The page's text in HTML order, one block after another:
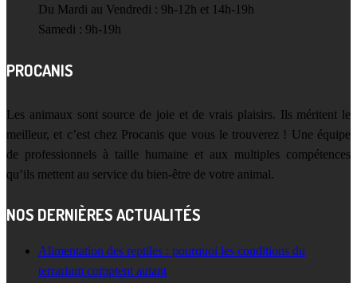
Du Mardi au Vendredi : 9h-12h et 14h-19h
Samedi : 9h-19h
PROCANIS
Les animaux sont source de joie et de vrais plaisirs. Ils méritent le
meilleur, et c’est chez Procanis que vous le trouverez ! Une équipe
de professionnels à taille humaine et aux multiples compétences
qu’ils mettent au service du bien-être de votre animal.
NOS DERNIÈRES ACTUALITÉS
Alimentation des reptiles : pourquoi les conditions du
terrarium comptent autant